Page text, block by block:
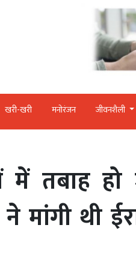
खरी-खरी मनोरंजन जीवनशैली
में तबाह हो
मांगी थी